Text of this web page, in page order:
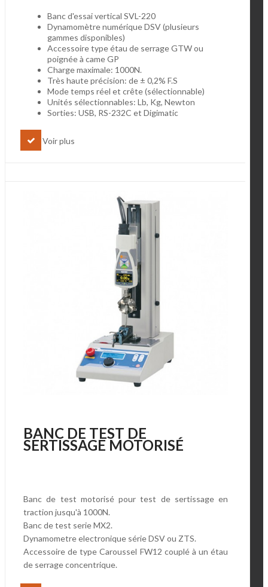
Banc d'essai vertical SVL-220
Dynamomètre numérique DSV (plusieurs
gammes disponibles)
Accessoire type étau de serrage GTW ou
poignée à came GP
Charge maximale: 1000N.
Très haute précision: de ± 0,2% F.S
Mode temps réel et crête (sélectionnable)
Unités sélectionnables: Lb, Kg, Newton
Sorties: USB, RS-232C et Digimatic
Voir plus
BANC DE TEST DE
SERTISSAGE MOTORISÉ
Banc de test motorisé pour test de sertissage en
traction jusqu'à 1000N.
Banc de test serie MX2.
Dynamometre electronique série DSV ou ZTS.
Accessoire de type Caroussel FW12 couplé à un étau
de serrage concentrique.